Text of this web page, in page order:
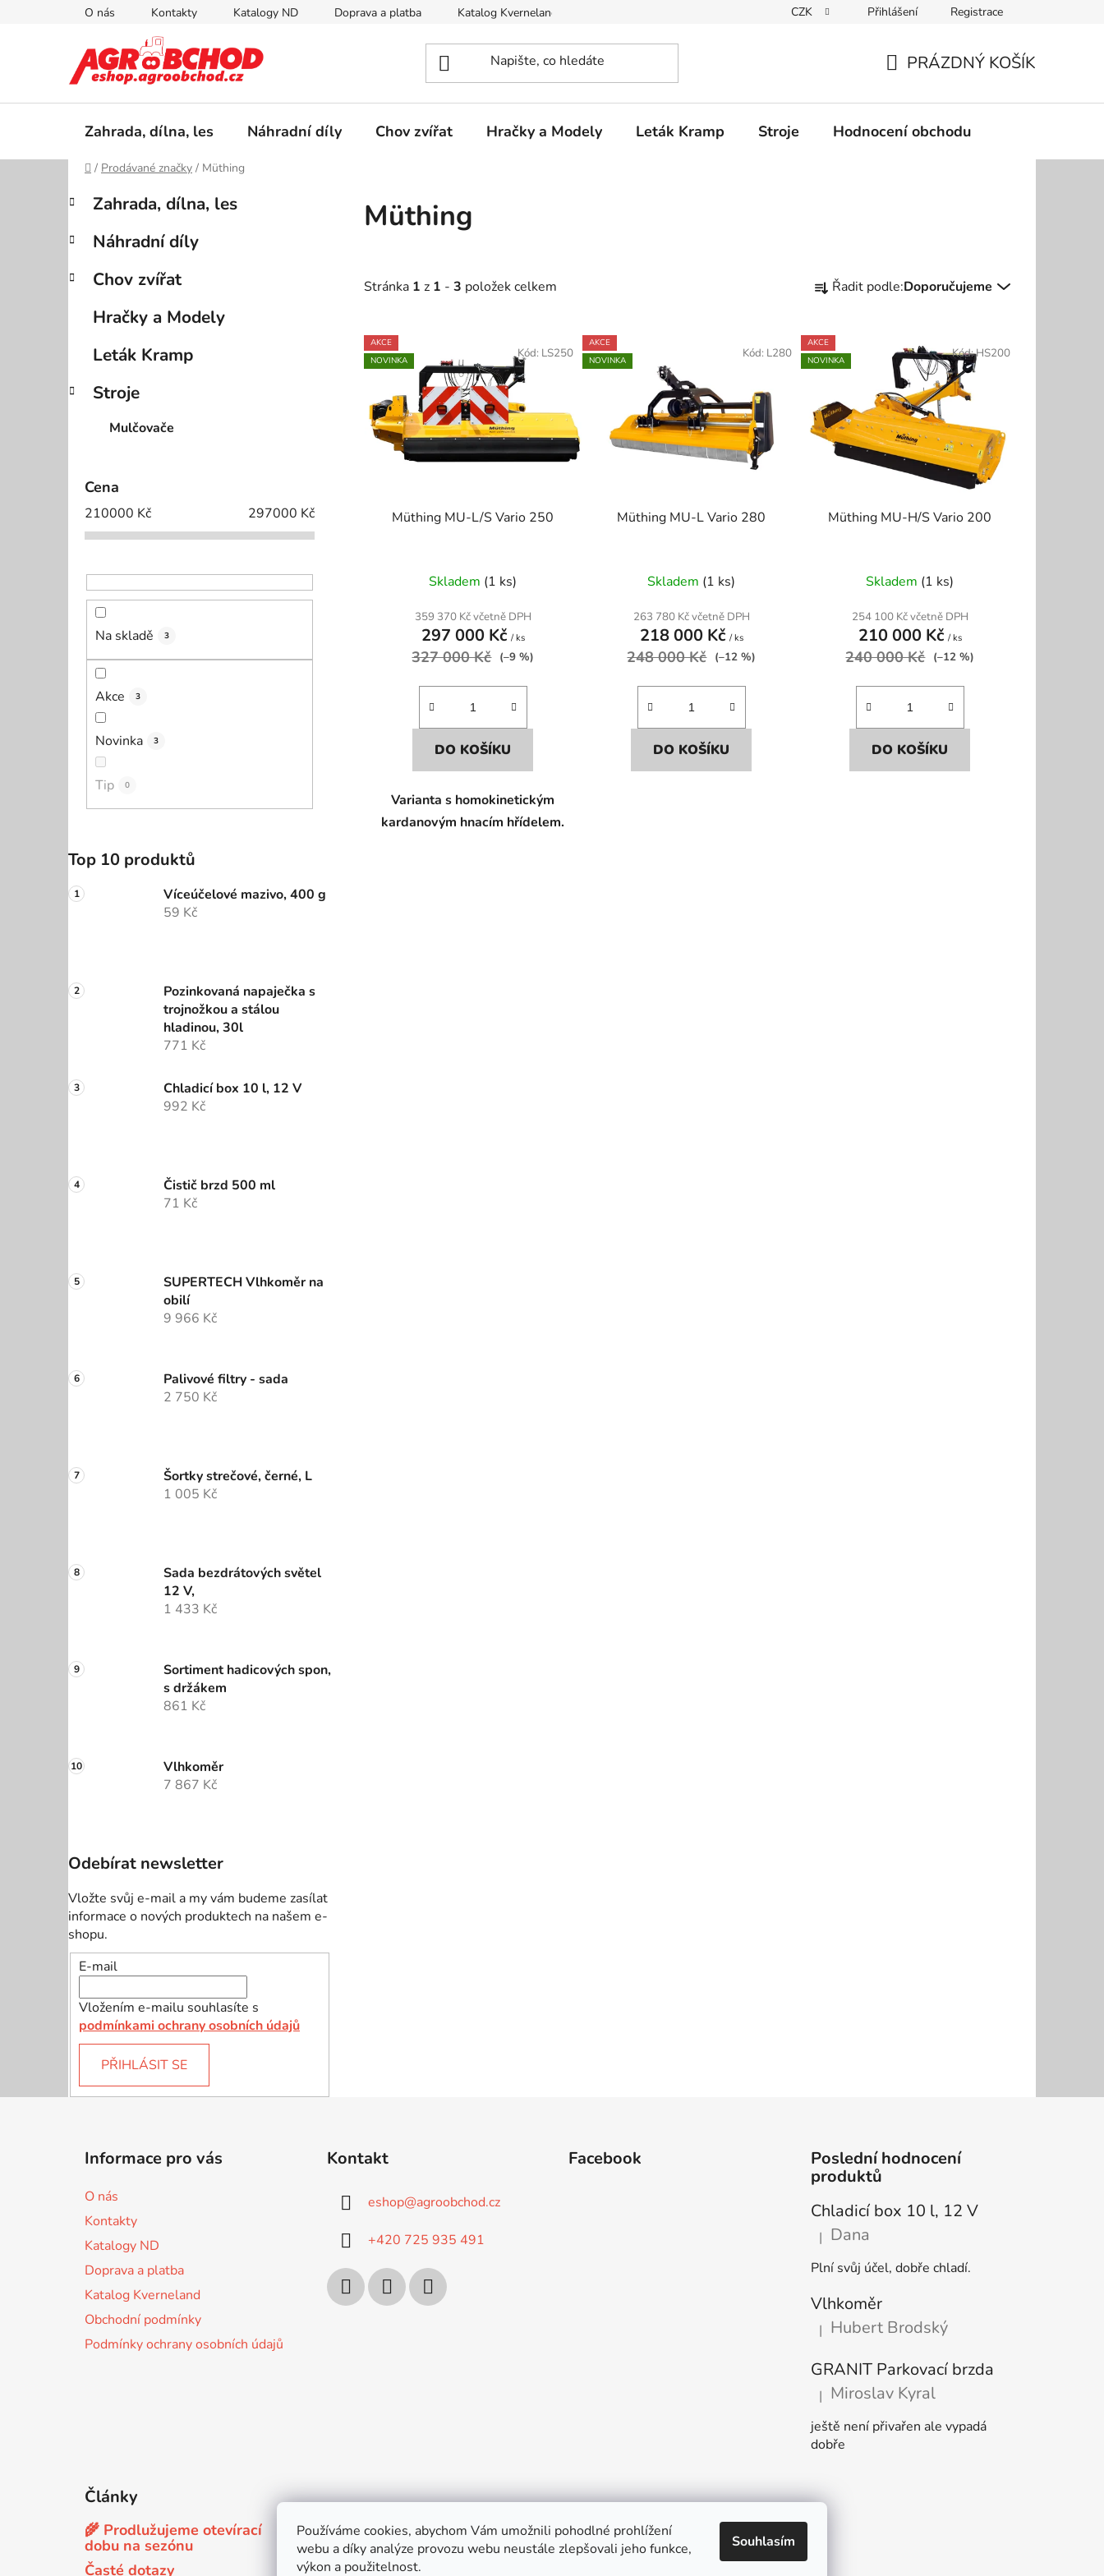
Používáme cookies, abychom Vám umožnili pohodlné prohlížení
webu a díky analýze provozu webu neustále zlepšovali jeho funkce,
výkon a použitelnost.
Souhlasím
O nás Kontakty Katalogy ND Doprava a platba Katalog Kverneland Podmínky ochrany osobních údajů
CZK Přihlášení Registrace
KOŠÍK
PRÁZDNÝ KOŠÍK
Zahrada, dílna, les Náhradní díly Chov zvířat Hračky a Modely Leták Kramp Stroje Hodnocení obchodu
Domů
/ Prodávané značky / Müthing
P
s
r
p
Přeskočit
kategorie
K
a
e
o
Zahrada, dílna, les
Náhradní díly
Chov zvířat
Hračky a Modely
Leták Kramp
Stroje
Mulčovače
Cena
210000 Kč 297000 Kč
Na skladě 3
Akce 3
Novinka 3
Tip 0
Top 10 produktů
Víceúčelové mazivo, 400 g
59 Kč
Pozinkovaná napaječka s
trojnožkou a stálou
hladinou, 30l
771 Kč
Chladicí box 10 l, 12 V
992 Kč
Čistič brzd 500 ml
71 Kč
SUPERTECH Vlhkoměr na
obilí
9 966 Kč
Palivové filtry - sada
2 750 Kč
Šortky strečové, černé, L
1 005 Kč
Sada bezdrátových světel
12 V,
1 433 Kč
Sortiment hadicových spon,
s držákem
861 Kč
Vlhkoměr
7 867 Kč
Odebírat newsletter
Vložte svůj e-mail a my vám budeme zasílat
informace o nových produktech na našem e-
shopu.
E-mail
Vložením e-mailu souhlasíte s
podmínkami ochrany osobních údajů
PŘIHLÁSIT SE
Müthing
Stránka 1 z 1 - 3 položek celkem
a
e
n
p
r
o
Řadit podle:Doporučujeme
V
ý
s
p
AKCE
NOVINKA
Müthing MU-L/S Vario 250
Skladem (1 ks)
359 370 Kč včetně DPH
297 000 Kč / ks
327 000 Kč (–9 %)
DO KOŠÍKU
Varianta s homokinetickým
kardanovým hnacím hřídelem.
Kód: LS250
AKCE
NOVINKA
Müthing MU-L Vario 280
Skladem (1 ks)
263 780 Kč včetně DPH
218 000 Kč / ks
248 000 Kč (–12 %)
DO KOŠÍKU
Kód: L280
AKCE
NOVINKA
Müthing MU-H/S Vario 200
Skladem (1 ks)
254 100 Kč včetně DPH
210 000 Kč / ks
240 000 Kč (–12 %)
DO KOŠÍKU
Kód:HS200
Informace pro vás
O nás
Kontakty
Katalogy ND
Doprava a platba
Katalog Kverneland
Obchodní podmínky
Podmínky ochrany osobních údajů
Kontakt
eshop@agroobchod.cz
+420 725 935 491
Facebook
Poslední hodnocení
produktů
Chladicí box 10 l, 12 V
Hodnocení produktu je 5 z 5 hvězdiček.
| Dana
Plní svůj účel, dobře chladí.
Vlhkoměr
Hodnocení produktu je 5 z 5 hvězdiček.
| Hubert Brodský
GRANIT Parkovací brzda
Hodnocení produktu je 5 z 5 hvězdiček.
| Miroslav Kyral
ještě není přivařen ale vypadá
dobře
Články
🌾 Prodlužujeme otevírací
dobu na sezónu
Časté dotazy